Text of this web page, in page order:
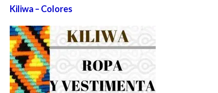
Kiliwa – Colores